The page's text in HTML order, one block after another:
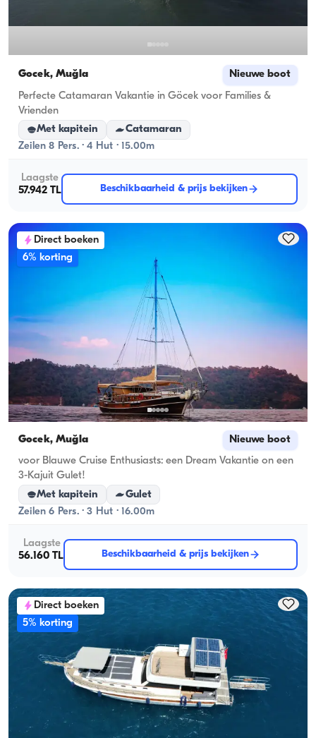
Gocek, Muğla Nieuwe boot
Perfecte Catamaran Vakantie in Göcek voor Families &
Vrienden
Met kapitein
Catamaran
Zeilen 8 Pers. · 4 Hut · 15.00m
Laagste
57.942 TL
Beschikbaarheid & prijs bekijken
Direct boeken
6% korting
Gocek, Muğla Nieuwe boot
voor Blauwe Cruise Enthusiasts: een Dream Vakantie on een
3-Kajuit Gulet!
Met kapitein
Gulet
Zeilen 6 Pers. · 3 Hut · 16.00m
Laagste
56.160 TL
Beschikbaarheid & prijs bekijken
Direct boeken
5% korting